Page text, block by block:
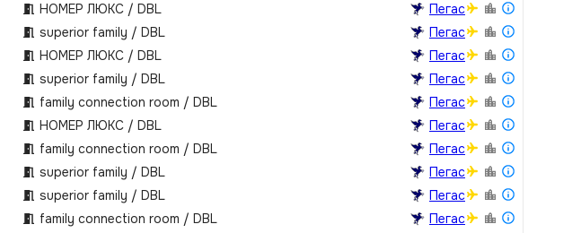
НОМЕР ЛЮКС / DBL
Пегас
superior family / DBL
Пегас
НОМЕР ЛЮКС / DBL
Пегас
superior family / DBL
Пегас
family connection room / DBL
Пегас
НОМЕР ЛЮКС / DBL
Пегас
family connection room / DBL
Пегас
superior family / DBL
Пегас
superior family / DBL
Пегас
family connection room / DBL
Пегас